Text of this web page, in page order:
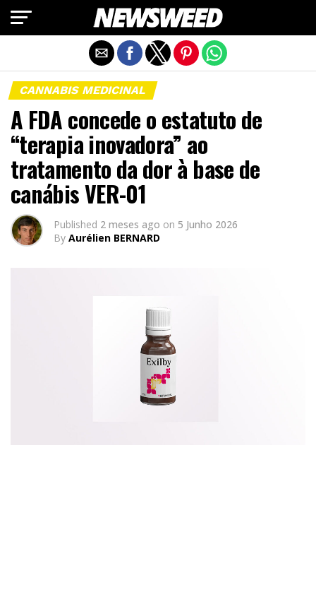
CANNABIS MEDICINAL
A FDA concede o estatuto de
“terapia inovadora” ao
tratamento da dor à base de
canábis VER-01
Published 2 meses ago on 5 Junho 2026
By Aurélien BERNARD
Exit mobile version